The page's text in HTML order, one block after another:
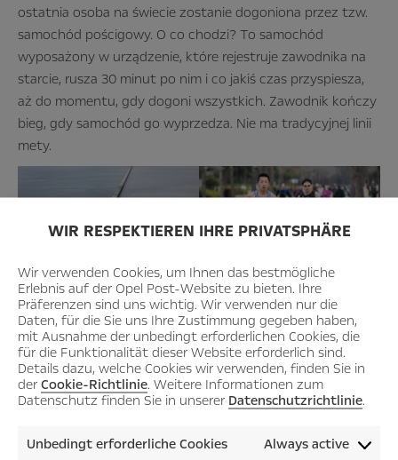
WIR RESPEKTIEREN IHRE PRIVATSPHÄRE
Wir verwenden Cookies, um Ihnen das bestmögliche
Erlebnis auf der Opel Post-Website zu bieten. Ihre
Präferenzen sind uns wichtig. Wir verwenden nur die
Daten, für die Sie uns Ihre Zustimmung gegeben haben,
mit Ausnahme der unbedingt erforderlichen Cookies, die
für die Funktionalität dieser Website erforderlich sind.
Details dazu, welche Cookies wir verwenden, finden Sie in
der Cookie-Richtlinie. Weitere Informationen zum
Datenschutz finden Sie in unserer Datenschutzrichtlinie.
Unbedingt erforderliche Cookies Always active
ostatnia osoba na świecie zostanie dogoniona przez tzw.
samochód pościgowy. O co chodzi? To samochód
wyposażony w urządzenie, które rejestruje zawodnika na
starcie, rusza 30 minut po nim i co jakiś czas przyspiesza,
aż do momentu, gdy dogoni wszystkich. Zawodnik kończy
bieg, gdy samochód go wyprzedza. Nie ma tradycyjnej linii
mety.